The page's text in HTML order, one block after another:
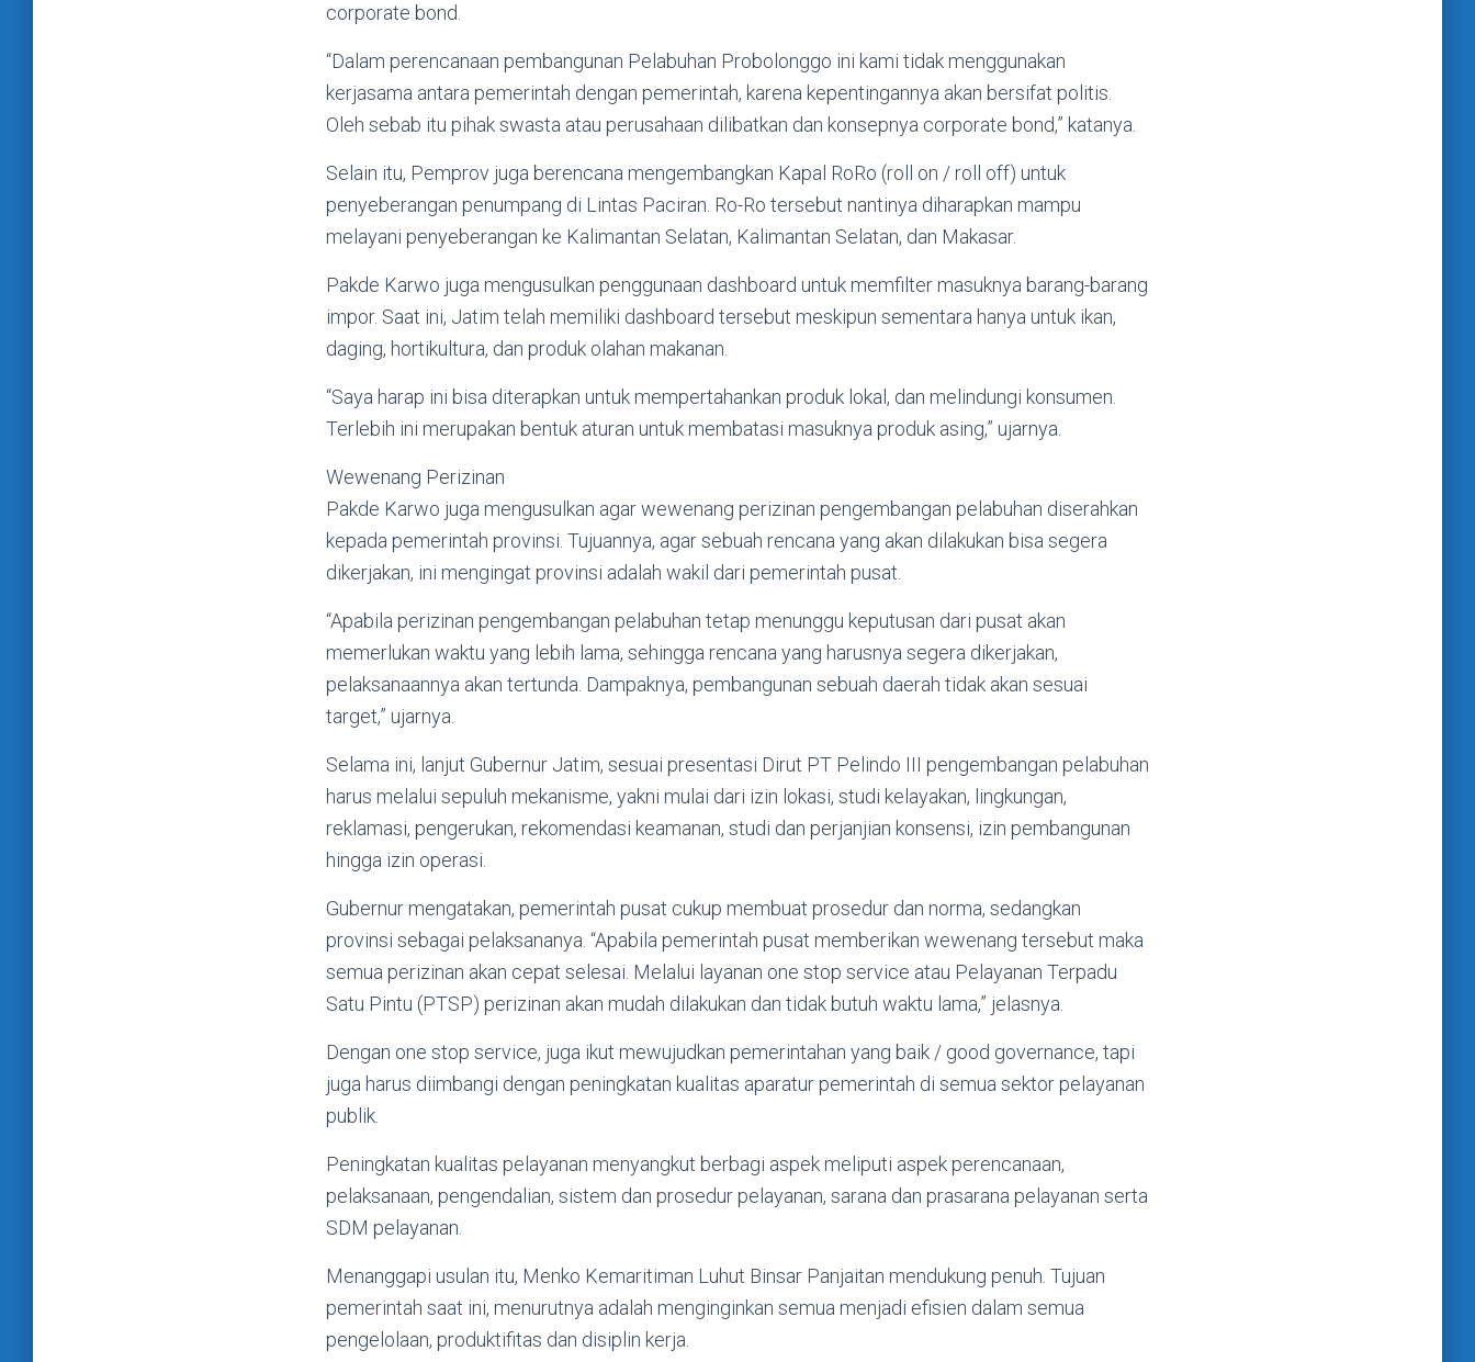
corporate bond.
“Dalam perencanaan pembangunan Pelabuhan Probolonggo ini kami tidak menggunakan
kerjasama antara pemerintah dengan pemerintah, karena kepentingannya akan bersifat politis.
Oleh sebab itu pihak swasta atau perusahaan dilibatkan dan konsepnya corporate bond,” katanya.
Selain itu, Pemprov juga berencana mengembangkan Kapal RoRo (roll on / roll off) untuk
penyeberangan penumpang di Lintas Paciran. Ro-Ro tersebut nantinya diharapkan mampu
melayani penyeberangan ke Kalimantan Selatan, Kalimantan Selatan, dan Makasar.
Pakde Karwo juga mengusulkan penggunaan dashboard untuk memfilter masuknya barang-barang
impor. Saat ini, Jatim telah memiliki dashboard tersebut meskipun sementara hanya untuk ikan,
daging, hortikultura, dan produk olahan makanan.
“Saya harap ini bisa diterapkan untuk mempertahankan produk lokal, dan melindungi konsumen.
Terlebih ini merupakan bentuk aturan untuk membatasi masuknya produk asing,” ujarnya.
Wewenang Perizinan
Pakde Karwo juga mengusulkan agar wewenang perizinan pengembangan pelabuhan diserahkan
kepada pemerintah provinsi. Tujuannya, agar sebuah rencana yang akan dilakukan bisa segera
dikerjakan, ini mengingat provinsi adalah wakil dari pemerintah pusat.
“Apabila perizinan pengembangan pelabuhan tetap menunggu keputusan dari pusat akan
memerlukan waktu yang lebih lama, sehingga rencana yang harusnya segera dikerjakan,
pelaksanaannya akan tertunda. Dampaknya, pembangunan sebuah daerah tidak akan sesuai
target,” ujarnya.
Selama ini, lanjut Gubernur Jatim, sesuai presentasi Dirut PT Pelindo III pengembangan pelabuhan
harus melalui sepuluh mekanisme, yakni mulai dari izin lokasi, studi kelayakan, lingkungan,
reklamasi, pengerukan, rekomendasi keamanan, studi dan perjanjian konsensi, izin pembangunan
hingga izin operasi.
Gubernur mengatakan, pemerintah pusat cukup membuat prosedur dan norma, sedangkan
provinsi sebagai pelaksananya. “Apabila pemerintah pusat memberikan wewenang tersebut maka
semua perizinan akan cepat selesai. Melalui layanan one stop service atau Pelayanan Terpadu
Satu Pintu (PTSP) perizinan akan mudah dilakukan dan tidak butuh waktu lama,” jelasnya.
Dengan one stop service, juga ikut mewujudkan pemerintahan yang baik / good governance, tapi
juga harus diimbangi dengan peningkatan kualitas aparatur pemerintah di semua sektor pelayanan
publik.
Peningkatan kualitas pelayanan menyangkut berbagi aspek meliputi aspek perencanaan,
pelaksanaan, pengendalian, sistem dan prosedur pelayanan, sarana dan prasarana pelayanan serta
SDM pelayanan.
Menanggapi usulan itu, Menko Kemaritiman Luhut Binsar Panjaitan mendukung penuh. Tujuan
pemerintah saat ini, menurutnya adalah menginginkan semua menjadi efisien dalam semua
pengelolaan, produktifitas dan disiplin kerja.